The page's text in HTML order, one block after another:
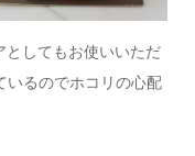
としてもお使いいただ
いるのでホコリの心配